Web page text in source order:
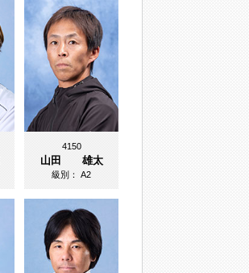
4150
山田 雄太
級別：A2